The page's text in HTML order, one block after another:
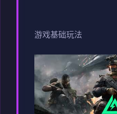
游戏基础玩法